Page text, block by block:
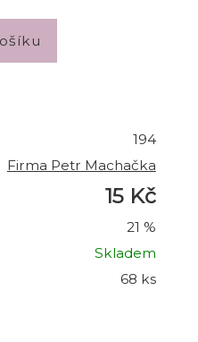
194
Firma Petr Machačka
15 Kč
21 %
Skladem
68 ks